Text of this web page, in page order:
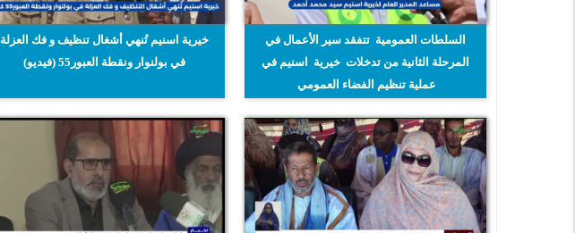
السلطات العمومية تتفقد سير الأعمال في
المرحلة الثانية من تدخلات خيرية اسنيم في
عملية تنظيم الفضاء العمومي
خيرية اسنيم تُنهي أشغال تنظيف و فك العزلة
في بولنوار ونقطة العبور55 (فيديو)